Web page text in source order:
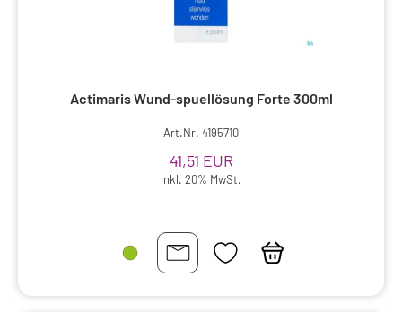
Actimaris Wund-spuellösung Forte 300ml
Art.Nr. 4195710
41,51 EUR
inkl. 20% MwSt.